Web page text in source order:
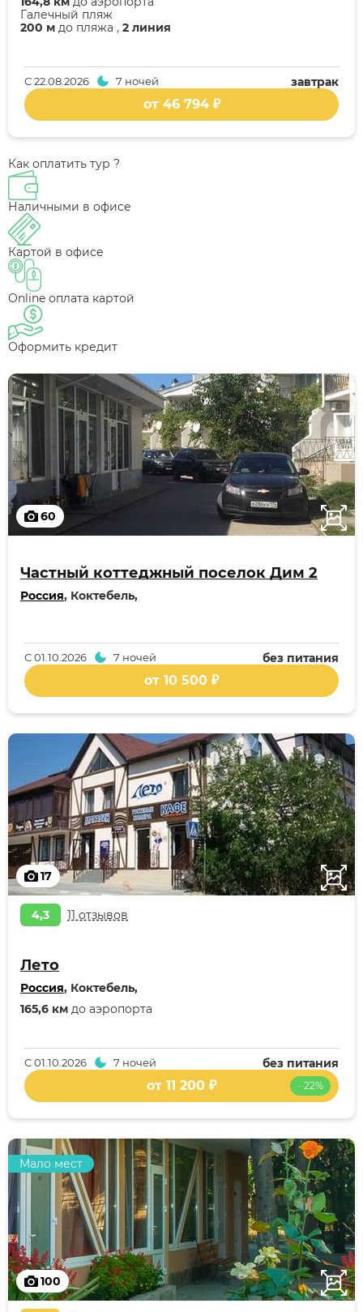
200 м до пляжа , 2 линия
Галечный пляж
завтрак
С22.08.2026 7 ночей
от 46 794 ₽
Как оплатить тур ?
Наличными в офисе
Картой в офисе
Online оплата картой
Оформить кредит
60
Частный коттеджный поселок Дим 2
Россия, Коктебель,
без питания
С01.10.2026 7 ночей
от 10 500 ₽
17
4,3 11 отзывов
Лето
Россия, Коктебель,
165,6 км до аэропорта
без питания
С01.10.2026 7 ночей
- 22%
от 11 200 ₽
100
Мало мест